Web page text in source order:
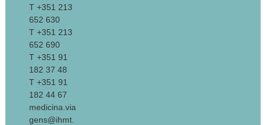
T +351 213
652 630
T +351 213
652 690
T +351 91
182 37 48
T +351 91
182 44 67
medicina.via
gens@ihmt.